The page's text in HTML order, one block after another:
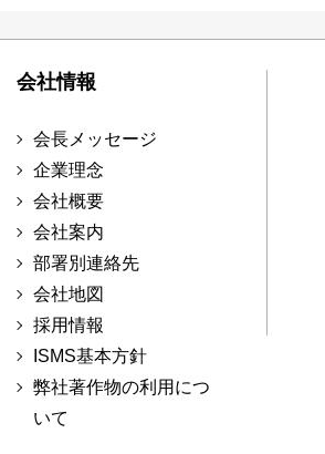
会社情報
会長メッセージ
企業理念
会社概要
会社案内
部署別連絡先
会社地図
採用情報
ISMS基本方針
弊社著作物の利用につ
いて